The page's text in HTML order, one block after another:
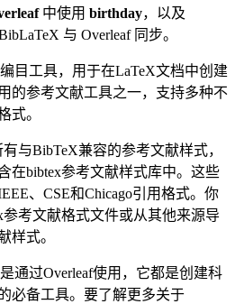
中使用 birthday，以及
与 Overleaf 同步。
目工具，用于在LaTeX文档中创建
的参考文献工具之一，支持多种不
式。
与BibTeX兼容的参考文献样式，
在bibtex参考文献样式库中。这些
、CSE和Chicago引用格式。你
考文献格式文件或从其他来源导
样式。
通过Overleaf使用，它都是创建科
必备工具。要了解更多关于